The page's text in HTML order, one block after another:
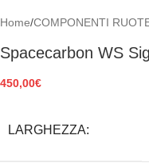
Home/COMPONENTI
Spacecarbon WS
450,00€
LARGHEZZA: